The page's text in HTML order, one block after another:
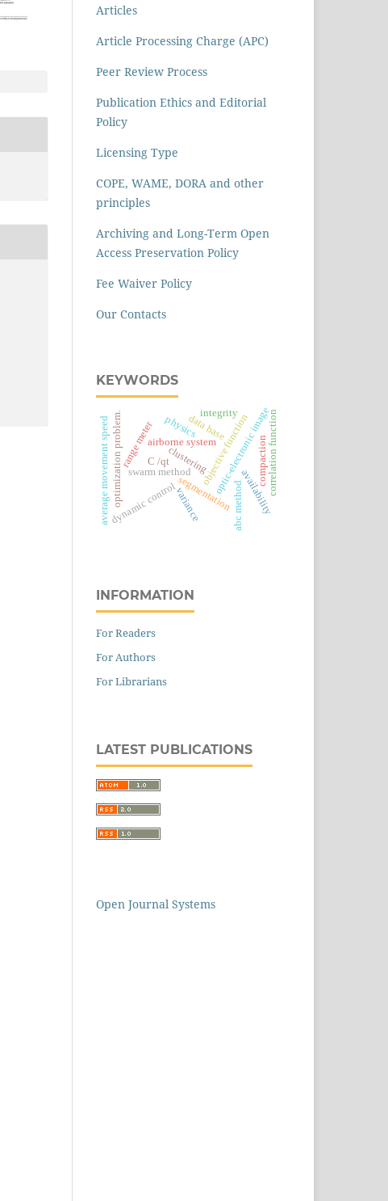
Articles
Article Processing Charge (APC)
Peer Review Process
Publication Ethics and Editorial
Policy
Licensing Type
COPE, WAME, DORA and other
principles
Archiving and Long-Term Open
Access Preservation Policy
Fee Waiver Policy
Our Contacts
KEYWORDS
optic-electronic image
segmentation
swarm method objective function
clustering
airborne system
optimization problem.
dynamic control
average movement speed range meter correlation function
variance
data base
availability
integrity
physics
С /qt
abc method
compaction
INFORMATION
For Readers
For Authors
For Librarians
LATEST PUBLICATIONS
Open Journal Systems